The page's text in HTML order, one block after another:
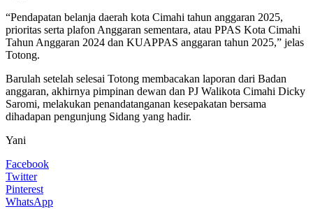
“Pendapatan belanja daerah kota Cimahi tahun anggaran 2025,
prioritas serta plafon Anggaran sementara, atau PPAS Kota Cimahi
Tahun Anggaran 2024 dan KUAPPAS anggaran tahun 2025,” jelas
Totong.
Barulah setelah selesai Totong membacakan laporan dari Badan
anggaran, akhirnya pimpinan dewan dan PJ Walikota Cimahi Dicky
Saromi, melakukan penandatanganan kesepakatan bersama
dihadapan pengunjung Sidang yang hadir.
Yani
Facebook
Twitter
Pinterest
WhatsApp